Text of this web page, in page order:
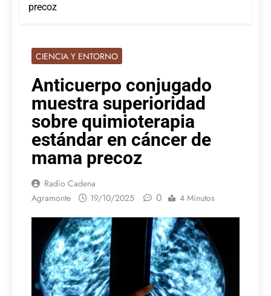
precoz
CIENCIA Y ENTORNO
Anticuerpo conjugado
muestra superioridad
sobre quimioterapia
estándar en cáncer de
mama precoz
Radio Cadena
Agramonte
19/10/2025 0 4 Minutos